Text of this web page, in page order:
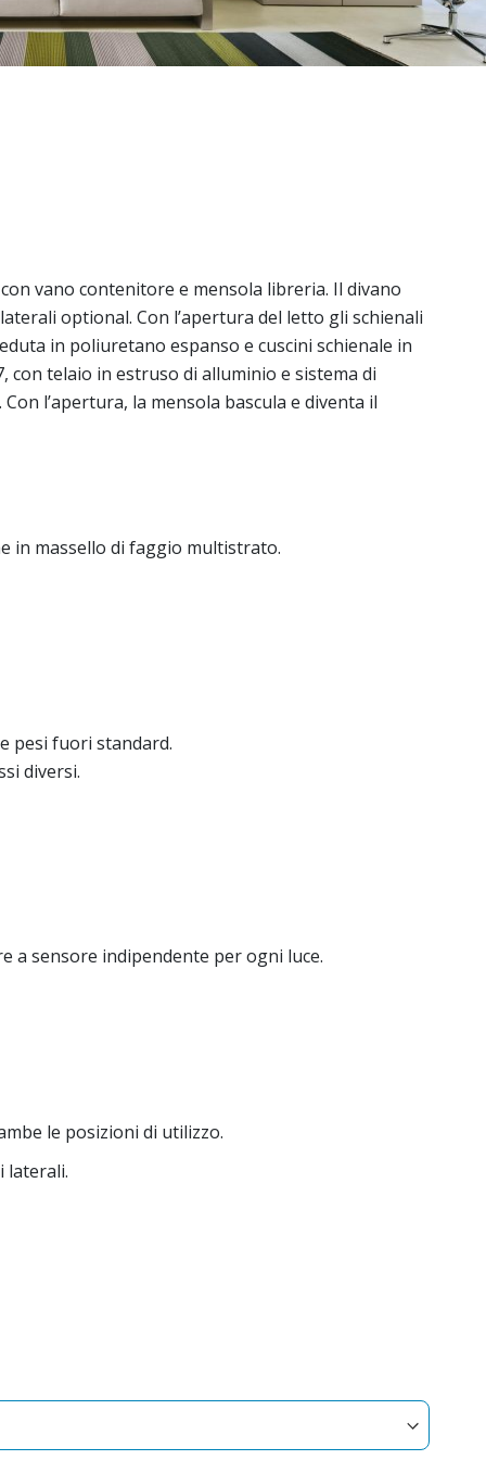
vano contenitore e mensola libreria. Il divano
optional. Con l’apertura del letto gli schienali
in poliuretano espanso e cuscini schienale in
con telaio in estruso di alluminio e sistema di
l’apertura, la mensola bascula e diventa il
in massello di faggio multistrato.
pesi fuori standard.
diversi.
a sensore indipendente per ogni luce.
le posizioni di utilizzo.
laterali.